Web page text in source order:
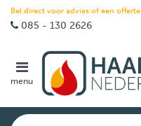
Bel direct voor advies of een offerte
085 - 130 2626
menu